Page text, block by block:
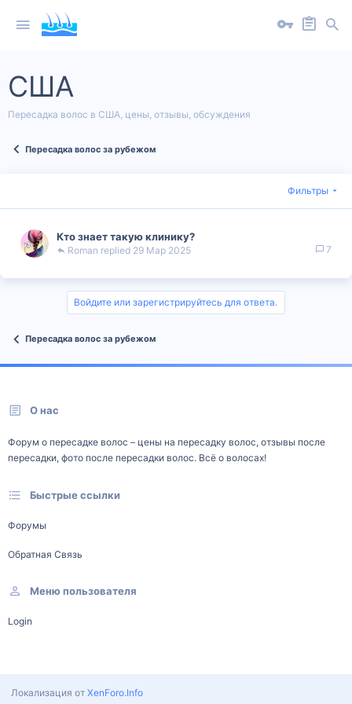
США
Пересадка волос в США, цены, отзывы, обсуждения
Пересадка волос за рубежом
Фильтры
Кто знает такую клинику?
7
29 Мар 2025
Roman
Войдите или зарегистрируйтесь для ответа.
Пересадка волос за рубежом
О нас
Форум о пересадке волос – цены на пересадку волос, отзывы после
пересадки, фото после пересадки волос. Всё о волосах!
Быстрые ссылки
Форумы
Обратная Связь
Меню пользователя
Login
Локализация от XenForo.Info